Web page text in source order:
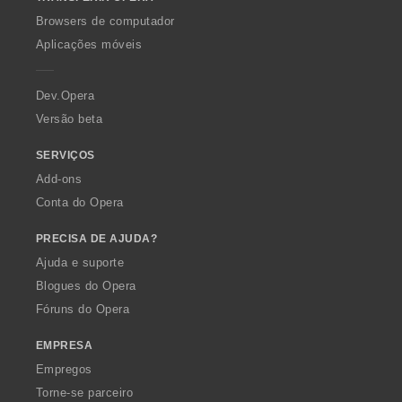
O
p
a
Browsers de computador
Aplicações móveis
Dev.Opera
Versão beta
SERVIÇOS
Add-ons
Conta do Opera
PRECISA DE AJUDA?
Ajuda e suporte
Blogues do Opera
Fóruns do Opera
EMPRESA
Empregos
Torne-se parceiro